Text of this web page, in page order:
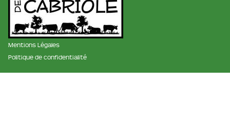
Mentions Légales
Politique de confidentialité